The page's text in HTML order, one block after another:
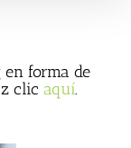
forma de
clic aquí.